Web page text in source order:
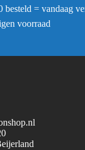
besteld = vandaag
voorraad